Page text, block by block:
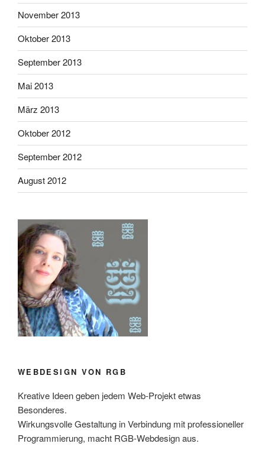
November 2013
Oktober 2013
September 2013
Mai 2013
März 2013
Oktober 2012
September 2012
August 2012
WEBDESIGN VON RGB
Kreative Ideen geben jedem Web-Projekt etwas
Besonderes.
Wirkungsvolle Gestaltung in Verbindung mit professioneller
Programmierung, macht RGB-Webdesign aus.